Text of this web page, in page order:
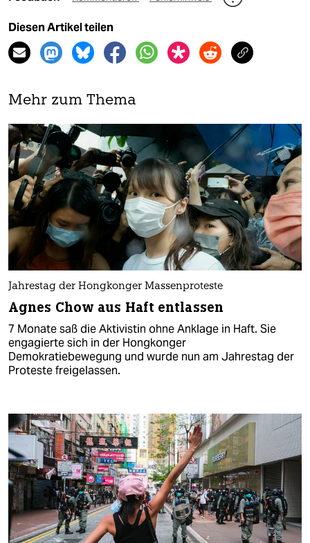
Diesen Artikel teilen
Mehr zum Thema
Jahrestag der Hongkonger Massenproteste
Agnes Chow aus Haft entlassen
7 Monate saß die Aktivistin ohne Anklage in Haft. Sie
engagierte sich in der Hongkonger
Demokratiebewegung und wurde nun am Jahrestag der
Proteste freigelassen.